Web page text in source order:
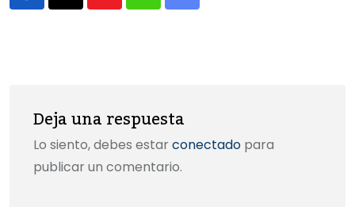
Deja una respuesta
Lo siento, debes estar conectado para
publicar un comentario.